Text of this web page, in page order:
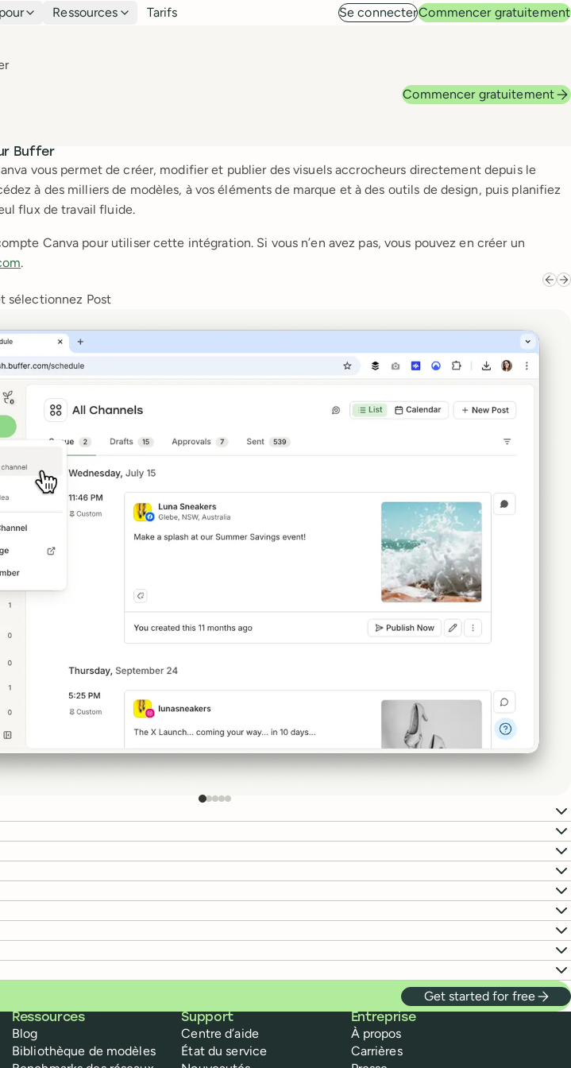
Ressources Tarifs Se connecterCommencer gratuitement
Commencer gratuitement
Buffer
vous permet de créer, modifier et publier des visuels accrocheurs directement depuis le
à des milliers de modèles, à vos éléments de marque et à des outils de design, puis planifiez
flux de travail fluide.
Canva pour utiliser cette intégration. Si vous n’en avez pas, vous pouvez en créer un
.
sélectionnez Post
Get started for free
Ressources
Blog
Bibliothèque de modèles
Support
Centre d’aide
État du service
Entreprise
À propos
Carrières